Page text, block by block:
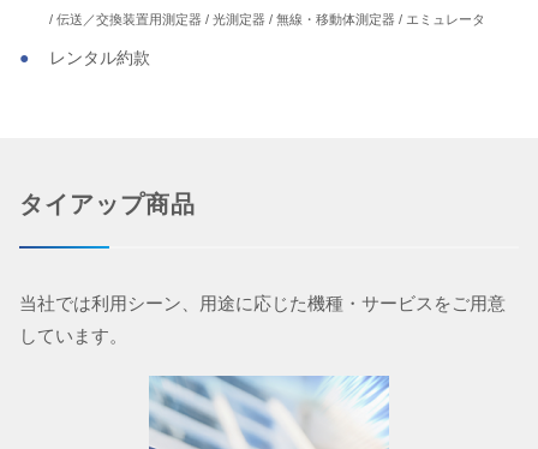
/ 伝送／交換装置用測定器 / 光測定器 / 無線・移動体測定器 / エミュレータ
レンタル約款
タイアップ商品
当社では利用シーン、用途に応じた機種・サービスをご用意
しています。